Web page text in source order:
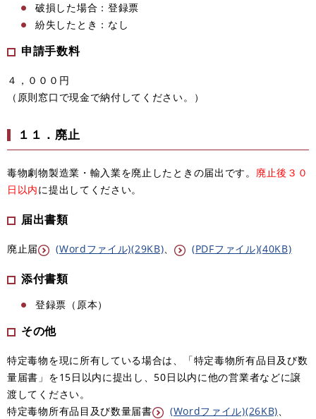
破損した場合：登録票
紛失したとき：なし
申請手数料
４，０００円
（原則窓口で現金で納付してください。）
１１．廃止
毒物劇物製造業・輸入業を廃止したときの届出です。 廃止後３０
日以内に提出してください。
届出書類
廃止届 (Wordファイル)(29KB)、 (PDFファイル)(40KB)
添付書類
登録票（原本）
その他
特定毒物を現に所有している場合は、「特定毒物所有品目及び数
量届書」を15日以内に提出し、50日以内に他の営業者などに譲
渡してください。
特定毒物所有品目及び数量届書
(Wordファイル)(26KB)、​